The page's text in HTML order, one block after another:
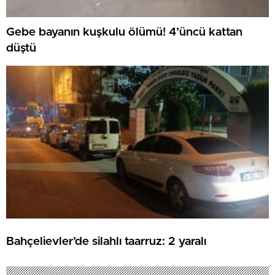
Gebe bayanın kuşkulu ölümü! 4’üncü kattan
düştü
Bahçelievler’de silahlı taarruz: 2 yaralı